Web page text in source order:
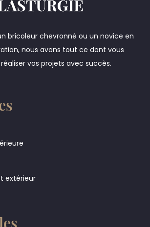
bricoleur chevronné ou un novice en
nous avons tout ce dont vous
vos projets avec succès.
extérieur